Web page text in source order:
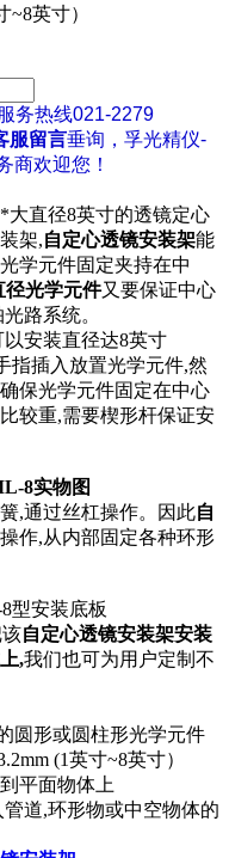
~8英寸）
务热线021-2279
服留言垂询，孚光精仪-
商欢迎您！
大直径8英寸的透镜定心
架,自定心透镜安装架能
学元件固定夹持在中
径光学元件又要保证中心
路系统。
以安装直径达8英寸
指插入放置光学元件,然
保光学元件固定在中心
比较重,需要楔形杆保证安
8实物图
,通过丝杠操作。因此自
作,从内部固定各种环形
型安装底板
自定心透镜安装架安装
,我们也可为用户定制不
圆形或圆柱形光学元件
(1英寸~8英寸）
平面物体上
道,环形物或中空物体的